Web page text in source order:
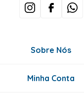
Sobre Nós
Minha Conta